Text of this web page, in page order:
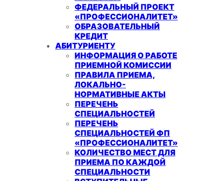
ФЕДЕРАЛЬНЫЙ ПРОЕКТ
«ПРОФЕССИОНАЛИТЕТ»
ОБРАЗОВАТЕЛЬНЫЙ
КРЕДИТ
АБИТУРИЕНТУ
ИНФОРМАЦИЯ О РАБОТЕ
ПРИЕМНОЙ КОМИССИИ
ПРАВИЛА ПРИЕМА,
ЛОКАЛЬНО-
НОРМАТИВНЫЕ АКТЫ
ПЕРЕЧЕНЬ
СПЕЦИАЛЬНОСТЕЙ
ПЕРЕЧЕНЬ
СПЕЦИАЛЬНОСТЕЙ ФП
«ПРОФЕССИОНАЛИТЕТ»
КОЛИЧЕСТВО МЕСТ ДЛЯ
ПРИЕМА ПО КАЖДОЙ
СПЕЦИАЛЬНОСТИ